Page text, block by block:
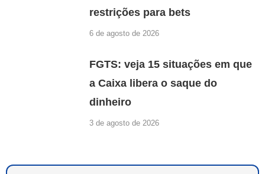
restrições para bets
6 de agosto de 2026
FGTS: veja 15 situações em que
a Caixa libera o saque do
dinheiro
3 de agosto de 2026